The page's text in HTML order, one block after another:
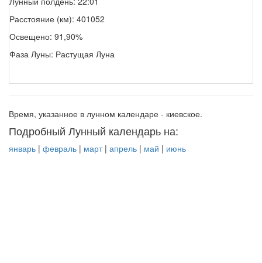
Расстояние (км): 401052
Освещено: 91,90%
Фаза Луны: Растущая Луна
Время, указанное в лунном календаре - киевское.
Подробный Лунный календарь на:
январь | февраль | март| апрель | май | июнь